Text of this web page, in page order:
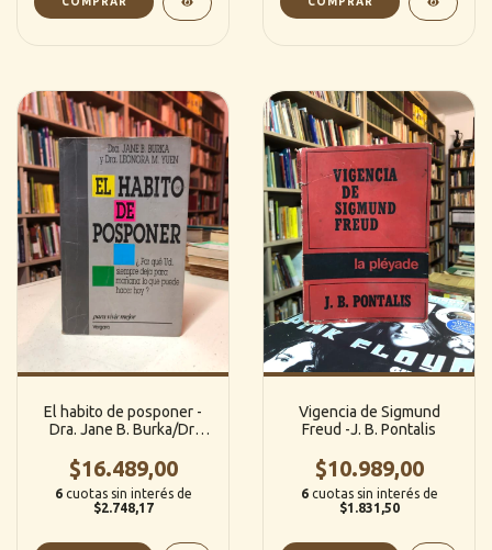
El habito de posponer -
Dra. Jane B. Burka/Dr.
(Vergara)
$16.489,00
6 cuotas sin interés de
$2.748,17
Vigencia de Sigmund
Freud -J. B. Pontalis
$10.989,00
6 cuotas sin interés de
$1.831,50